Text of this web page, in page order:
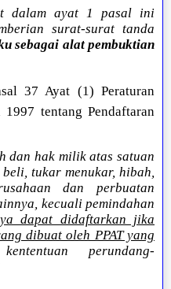
dalam ayat 1 pasal ini
surat-surat tanda
sebagai alat pembuktian
37 Ayat (1) Peraturan
tentang Pendaftaran
dan hak milik atas satuan
tukar menukar, hibah,
dan perbuatan
kecuali pemindahan
dapat didaftarkan jika
dibuat oleh PPAT yang
perundang-